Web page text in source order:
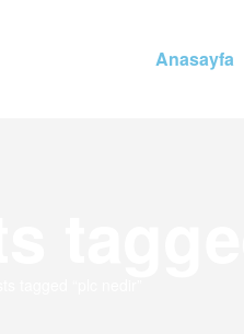
Anasayfa